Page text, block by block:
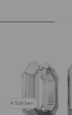
4 Színben